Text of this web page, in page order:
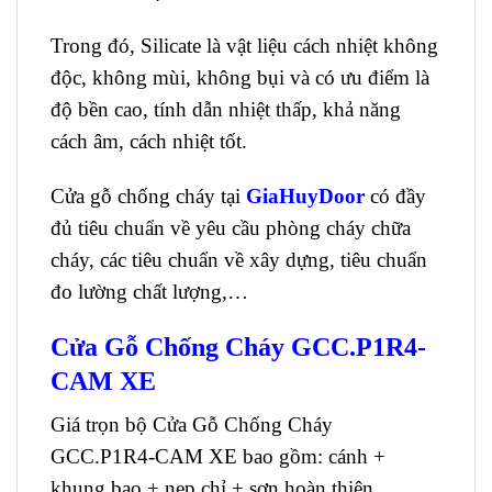
Trong đó, Silicate là vật liệu cách nhiệt không
độc, không mùi, không bụi và có ưu điểm là
độ bền cao, tính dẫn nhiệt thấp, khả năng
cách âm, cách nhiệt tốt.
Cửa gỗ chống cháy tại GiaHuyDoor có đầy
đủ tiêu chuẩn về yêu cầu phòng cháy chữa
cháy, các tiêu chuẩn về xây dựng, tiêu chuẩn
đo lường chất lượng,…
Cửa Gỗ Chống Cháy GCC.P1R4-
CAM XE
Giá trọn bộ Cửa Gỗ Chống Cháy
GCC.P1R4-CAM XE bao gồm: cánh +